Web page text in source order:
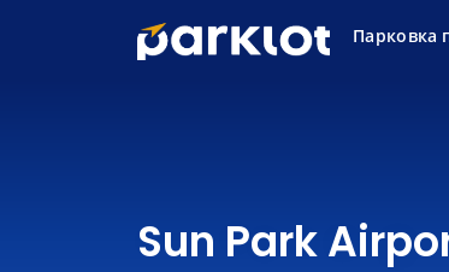
Парковка
Sun Park